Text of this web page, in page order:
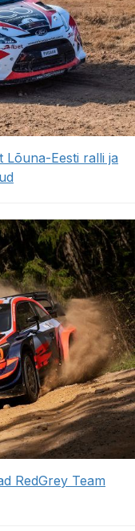
Lõuna-Eesti ralli ja
RedGrey Team